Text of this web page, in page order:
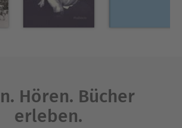
Hören. Bücher
erleben.